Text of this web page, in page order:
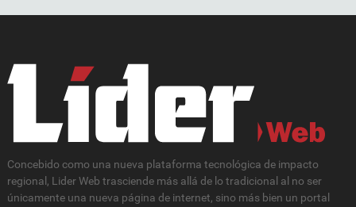
Concebido como una nueva plataforma tecnológica de impacto
regional, Lider Web trasciende más allá de lo tradicional al no ser
únicamente una nueva página de internet, sino más bien un portal